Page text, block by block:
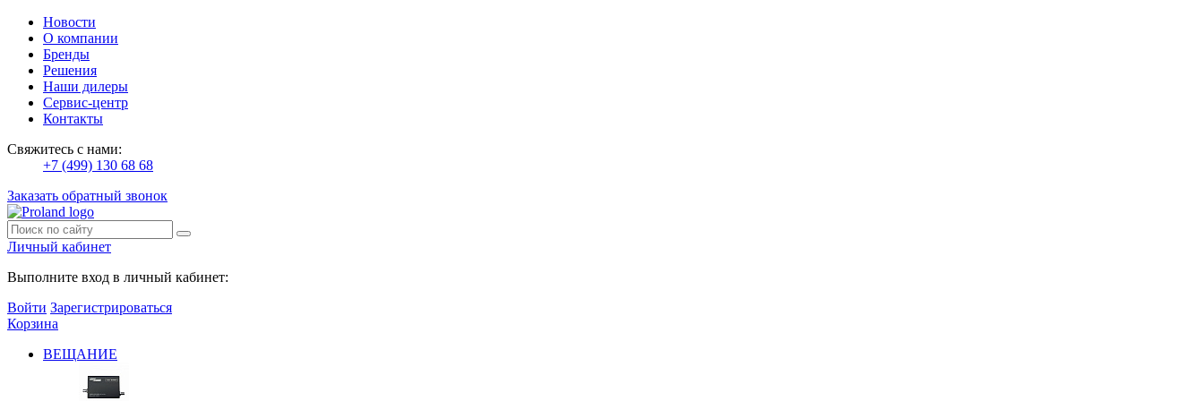
Новости
О компании
Бренды
Решения
Наши дилеры
Сервис-центр
Контакты
Свяжитесь с нами:
+7 (499) 130 68 68
Заказать обратный звонок
Личный кабинет
Выполните вход в личный кабинет:
Войти Зарегистрироваться
Корзина
ВЕЩАНИЕ